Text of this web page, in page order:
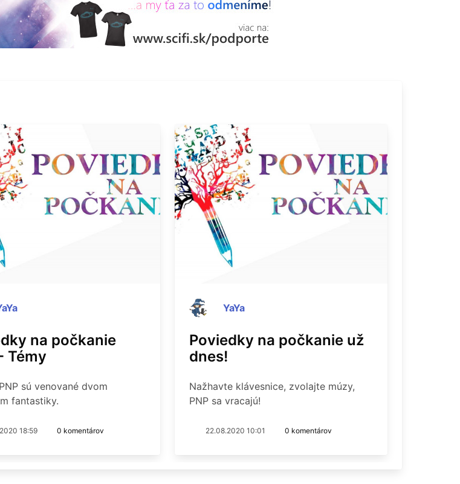
na počkanie
Témy
sú venované dvom
fantastiky.
18:59 0 komentárov
YaYa
Poviedky na počkanie už
dnes!
Nažhavte klávesnice, zvolajte múzy,
PNP sa vracajú!
22.08.2020 10:01 0 komentárov